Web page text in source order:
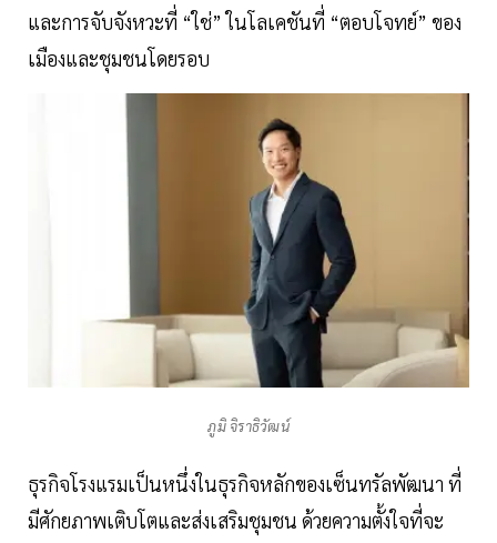
และการจับจังหวะที่ “ใช่” ในโลเคชันที่ “ตอบโจทย์” ของ
เมืองและชุมชนโดยรอบ
ภูมิ จิราธิวัฒน์
ธุรกิจโรงแรมเป็นหนึ่งในธุรกิจหลักของเซ็นทรัลพัฒนา ที่
มีศักยภาพเติบโตและส่งเสริมชุมชน ด้วยความตั้งใจที่จะ